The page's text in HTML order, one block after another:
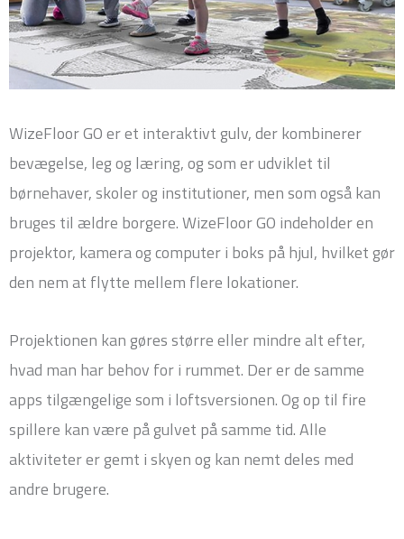
WizeFloor GO er et interaktivt gulv, der kombinerer
bevægelse, leg og læring, og som er udviklet til
børnehaver, skoler og institutioner, men som også kan
bruges til ældre borgere. WizeFloor GO indeholder en
projektor, kamera og computer i boks på hjul, hvilket gør
den nem at flytte mellem flere lokationer.
Projektionen kan gøres større eller mindre alt efter,
hvad man har behov for i rummet. Der er de samme
apps tilgængelige som i loftsversionen. Og op til fire
spillere kan være på gulvet på samme tid. Alle
aktiviteter er gemt i skyen og kan nemt deles med
andre brugere.